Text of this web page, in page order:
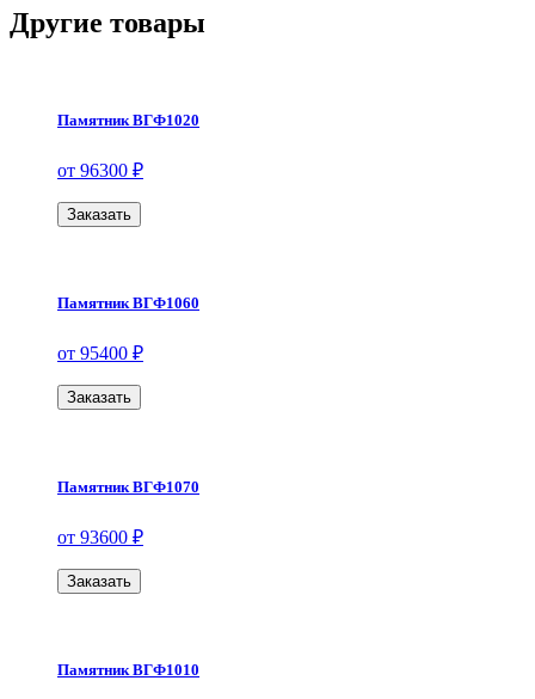
Другие товары
Памятник ВГФ1020
от 96300 ₽
Заказать
Памятник ВГФ1060
от 95400 ₽
Заказать
Памятник ВГФ1070
от 93600 ₽
Заказать
Памятник ВГФ1010